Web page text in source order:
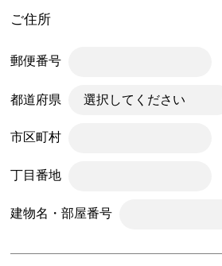
ご住所
郵便番号
都道府県
市区町村
丁目番地
建物名・部屋番号